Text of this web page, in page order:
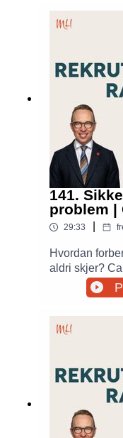
hva som
141.
problem |
29:33
Hvordan
aldri skjer?
Viljr, deler
og
ressurs.